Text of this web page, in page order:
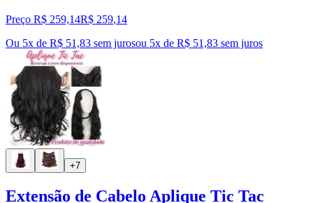
Preço R$ 259,14R$ 259,14
Ou 5x de R$ 51,83 sem jurosou 5x de R$ 51,83 sem juros
+7
Extensão de Cabelo Aplique Tic Tac